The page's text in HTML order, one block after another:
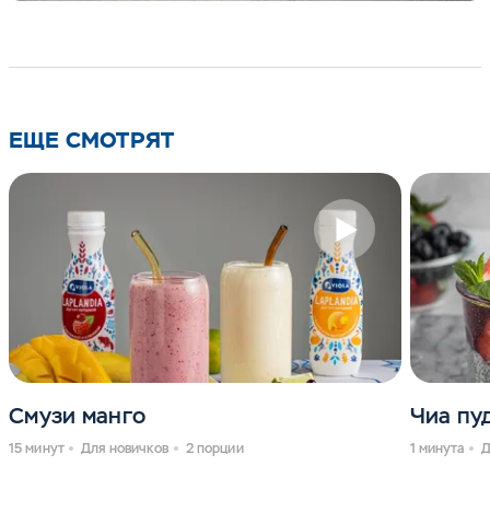
ЕЩЕ СМОТРЯТ
Смузи манго
15 минут Для новичков 2 порции
Чиа
1 минута